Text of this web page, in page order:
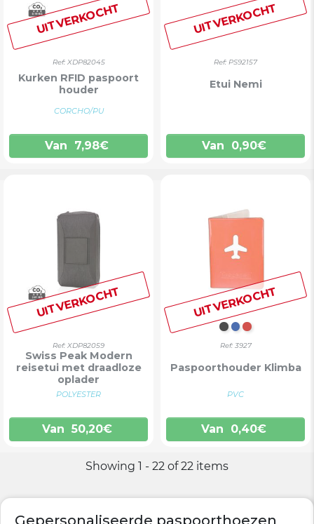
UITVERKOCHT
Ref: XDP82045
Kurken RFID paspoort
houder
CORCHO/PU
Van 7,98€
UITVERKOCHT
Ref: PS92157
Etui Nemi
Van 0,90€
UITVERKOCHT
Ref: XDP82059
Swiss Peak Modern
reisetui met draadloze
oplader
POLYESTER
Van 50,20€
UITVERKOCHT
ZWART
BLAUW
ROOD
Ref: 3927
Paspoorthouder Klimba
PVC
Van 0,40€
Showing 1 - 22 of 22 items
Gepersonaliseerde paspoorthoezen